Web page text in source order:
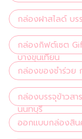
กล่องฝาสไลด์ บร
กล่องกิฟต์เซต
บางขุนเทียน
กล่องของชำร่วย
กล่องบรรจุข้าวส
นนทบุรี
ออกแบบกล่องสิน